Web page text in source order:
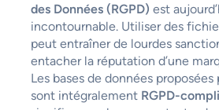
des Données (RGPD) est
incontournable. Utiliser des
peut entraîner de lourdes
entacher la réputation d’une
Les bases de données proposées
sont intégralement RGPD-